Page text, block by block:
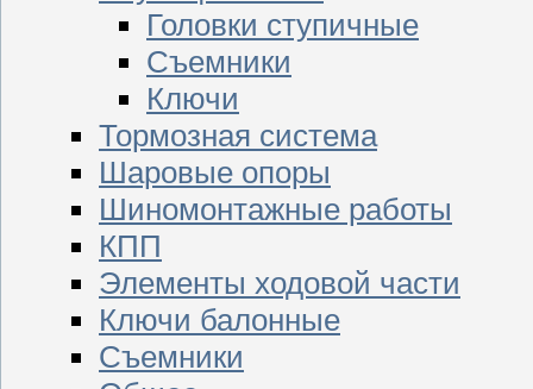
Головки ступичные
Съемники
Ключи
Тормозная система
Шаровые опоры
Шиномонтажные работы
КПП
Элементы ходовой части
Ключи балонные
Съемники